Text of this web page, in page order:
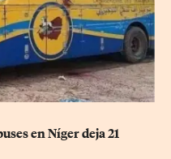
en Níger deja 21